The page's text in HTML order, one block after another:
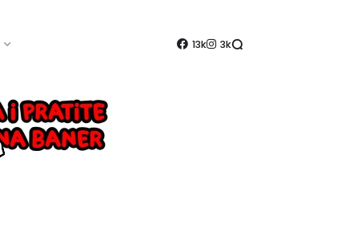
13k 3k